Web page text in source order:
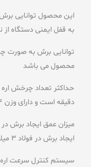
این محصول توانایی برش
به قفل ایمنی دستگاه
توانایی برش به صورت
محصول می باشد
دقیقه است و دارای وزن 1.4 کیلوگرم است
ایجاد برش در فولاد 3 میلی متر است
سیستم کنترل سرعت اره